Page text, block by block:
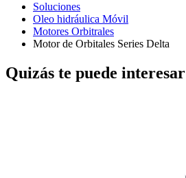
Soluciones
Oleo hidráulica Móvil
Motores Orbitrales
Motor de Orbitales Series Delta
Quizás te puede interesar